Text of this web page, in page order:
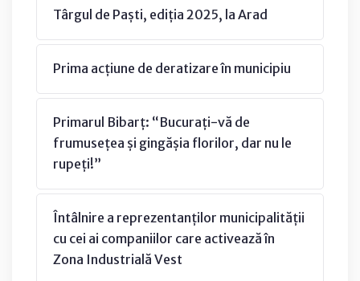
Târgul de Paști, ediția 2025, la Arad
Prima acțiune de deratizare în municipiu
Primarul Bibarț: “Bucurați-vă de
frumusețea și gingășia florilor, dar nu le
rupeți!”
Întâlnire a reprezentanților municipalității
cu cei ai companiilor care activează în
Zona Industrială Vest